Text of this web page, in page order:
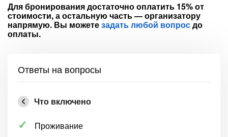
Для бронирования достаточно оплатить 15% от
стоимости, а остальную часть — организатору
напрямую. Вы можетезадать любой вопросдо
оплаты.
Ответы на вопросы
Что включено
Проживание